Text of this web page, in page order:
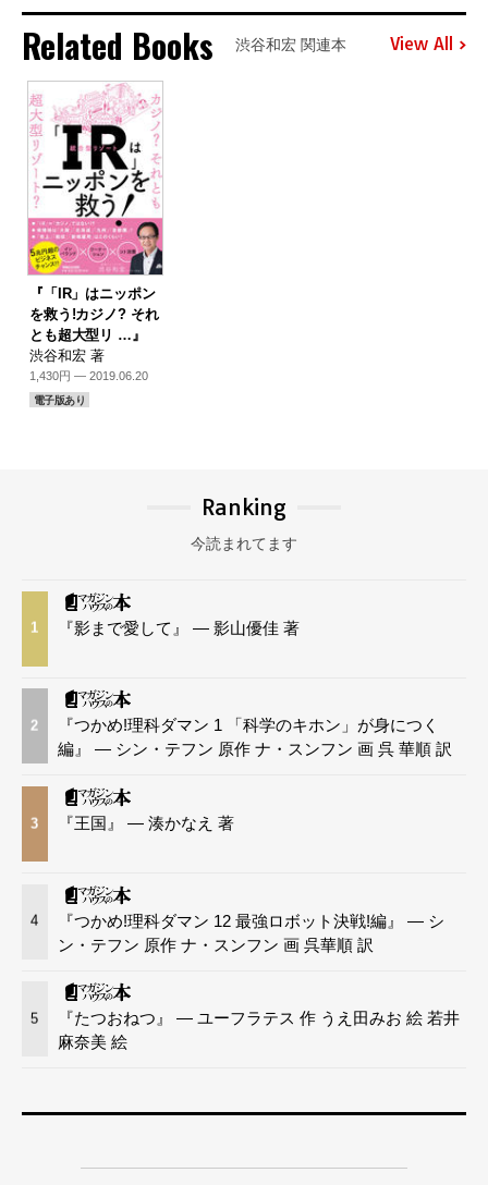
Related Books 渋谷和宏 関連本 View All
『「IR」はニッポン
を救う!カジノ? それ
とも超大型リ …』
渋谷和宏 著
1,430円 — 2019.06.20
電子版あり
Ranking
今読まれてます
1 『影まで愛して』 — 影山優佳 著
2
『つかめ!理科ダマン 1 「科学のキホン」が身につく
編』 — シン・テフン 原作 ナ・スンフン 画 呉 華順 訳
3 『王国』 — 湊かなえ 著
4
『つかめ!理科ダマン 12 最強ロボット決戦!編』 — シ
ン・テフン 原作 ナ・スンフン 画 呉華順 訳
5
『たつおねつ』 — ユーフラテス 作 うえ田みお 絵 若井
麻奈美 絵